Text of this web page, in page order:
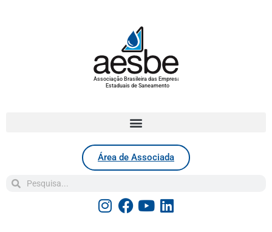
Associação Brasileira das Empresas
Estaduais de Saneamento
Área de Associada